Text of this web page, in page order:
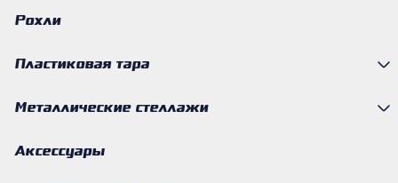
Рохли
Пластиковая тара
Металлические стеллажи
Аксессуары